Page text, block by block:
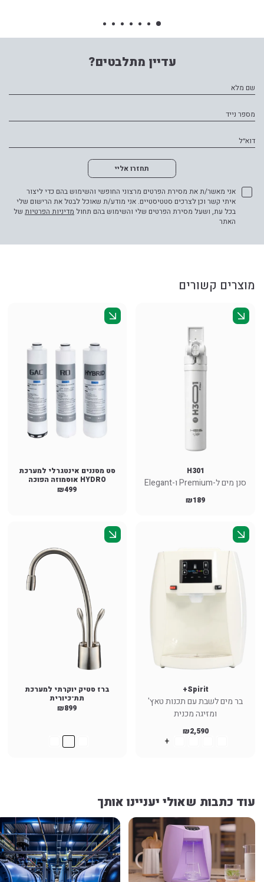
עדיין מתלבטים?
שם מלא
מספר נייד
דוא״ל
תחזרו אליי
אני מאשר/ת את מסירת הפרטים מרצוני החופשי והשימוש בהם כדי ליצור
איתי קשר וכן לצרכים סטטיסטיים. אני מודע/ת שאוכל לבטל את הרישום שלי
בכל עת, ושעל מסירת הפרטים שלי והשימוש בהם תחול מדיניות הפרטיות של
האתר
מוצרים קשורים
H301
סנן מים ל-Premium ו-Elegant
₪189
סט מסננים אינטגרלי למערכת
HYDRO אוסמוזה הפוכה
₪499
Spirit+
בר מים לשבת עם תכנות טאץ'
ומזיגה מכנית
₪2,590
+
ברז סטיק יוקרתי למערכת
תת־כיורית
₪899
עוד כתבות שאולי יעניינו אותך